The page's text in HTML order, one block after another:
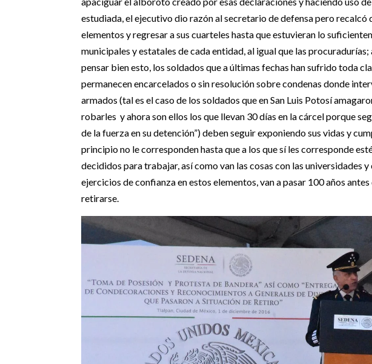
estudiada, el ejecutivo dio razón al secretario de defensa pero recalcó
elementos y regresar a sus cuarteles hasta que estuvieran lo
municipales y estatales de cada entidad, al igual que las procuradurías;
pensar bien esto, los soldados que a últimas fechas han sufrido toda
permanecen encarcelados o sin resolución sobre condenas donde
armados (tal es el caso de los soldados que en San Luis Potosí
robarles y ahora son ellos los que llevan 30 días en la cárcel porque
de la fuerza en su detención”) deben seguir exponiendo sus vidas y
principio no le corresponden hasta que a los que sí les corresponde
decididos para trabajar, así como van las cosas con las universidades
ejercicios de confianza en estos elementos, van a pasar 100 años
retirarse.